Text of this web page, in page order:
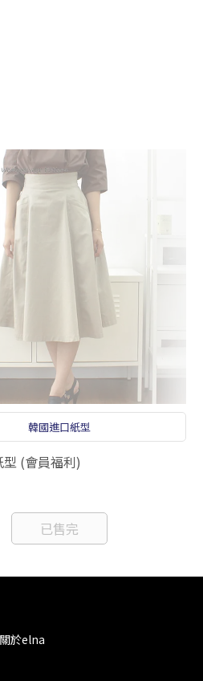
韓國進口紙型
(會員福利)
已售完
關於elna